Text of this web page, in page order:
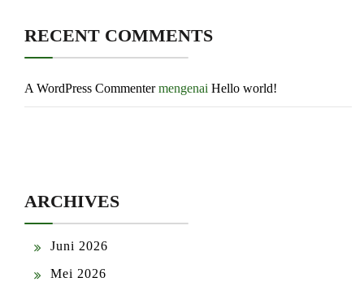
RECENT COMMENTS
A WordPress Commentermengenai Hello world!
ARCHIVES
Juni 2026
Mei 2026